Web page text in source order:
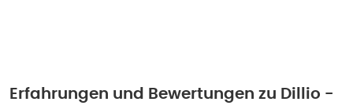
Erfahrungen und Bewertungen zu Dillio -